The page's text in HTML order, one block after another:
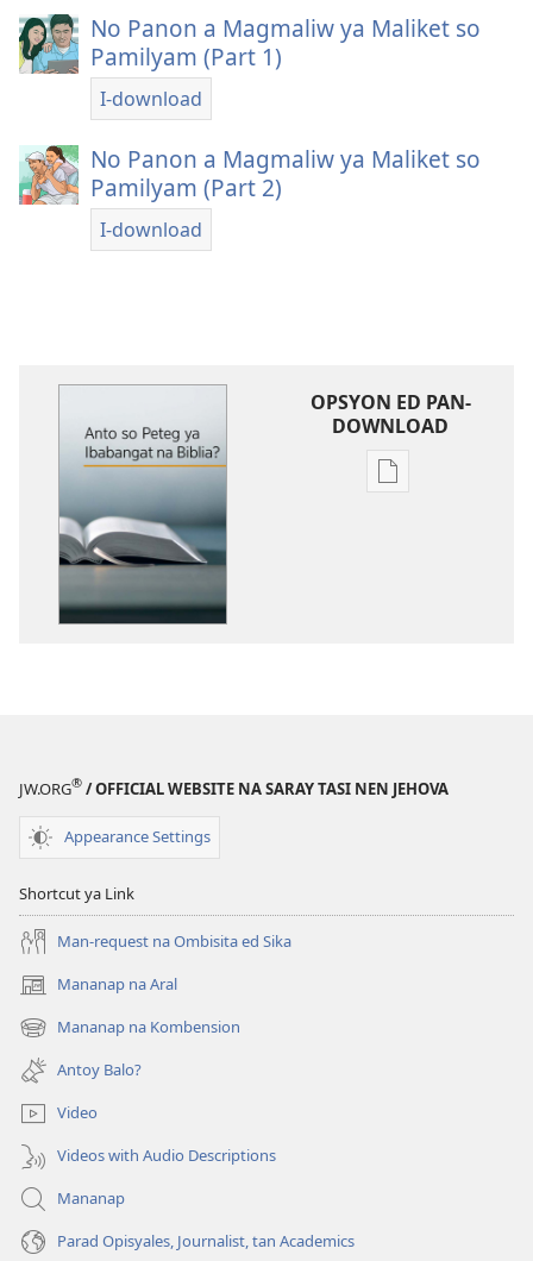
No Panon a Magmaliw ya Maliket so
Pamilyam (Part 1)
I-download
No Panon a Magmaliw ya Maliket so
Pamilyam (Part 2)
I-download
OPSYON ED PAN-
DOWNLOAD
Opsyon
na
JW.ORG® / OFFICIAL WEBSITE NA SARAY TASI NEN JEHOVA
Appearance Settings
Shortcut ya Link
Man-request na Ombisita ed Sika
Mananap na Aral
(opens
new
window)
Mananap na Kombension
(opens
new
window)
Antoy Balo?
Video
Videos with Audio Descriptions
Mananap
Parad Opisyales, Journalist, tan Academics